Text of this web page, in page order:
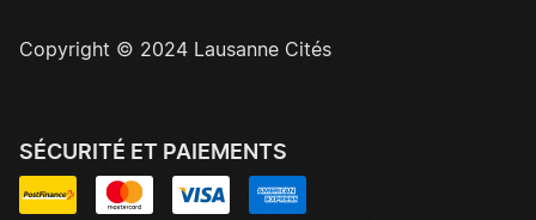
Copyright © 2024 Lausanne Cités
SÉCURITÉ ET PAIEMENTS